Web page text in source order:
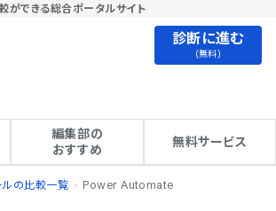
ができる総合ポータルサイト
診断に進む
(無料)
編集部の
おすすめ
無料サービス
ルの比較一覧 Power Automate